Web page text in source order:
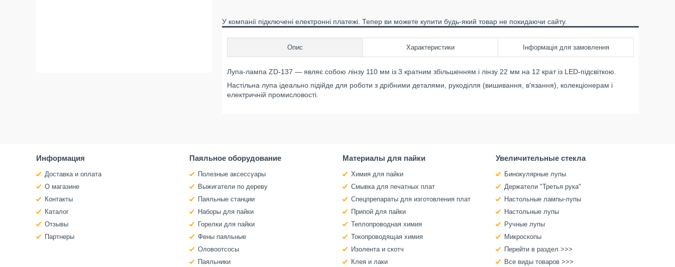
У компанії підключені електронні платежі. Тепер ви можете купити будь-який товар не покидаючи сайту.
Опис Характеристики Інформація для замовлення
Лупа-лампа ZD-137 ― являє собою лінзу 110 мм із 3 кратним збільшенням і лінзу 22 мм на 12 крат із LED-підсвіткою.
Настільна лупа ідеально підійде для роботи з дрібними деталями, рукоділля (вишивання, в'язання), колекціонерам і
електричній промисловості.
Информация
Доставка и оплата
О магазине
Контакты
Каталог
Отзывы
Партнеры
Паяльное оборудование
Полезные аксессуары
Выжигатели по дереву
Паяльные станции
Наборы для пайки
Горелки для пайки
Фены паяльные
Оловоотсосы
Паяльники
Материалы для пайки
Химия для пайки
Смывка для печатных плат
Спецпрепараты для изготовления плат
Припой для пайки
Теплопроводная химия
Токопроводящая химия
Изолента и скотч
Клея и лаки
Увеличительные стекла
Бинокулярные лупы
Держатели "Третья рука"
Настольные лампы-лупы
Настольные лупы
Ручные лупы
Микроскопы
Перейти в раздел >>>
Все виды товаров >>>